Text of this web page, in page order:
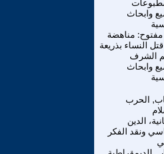
وابحاث
مناهضة
النساء بذريعة
الشرف
وابحاث
الحرب
الدين
ونقد الفكر